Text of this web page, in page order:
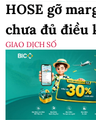
HOSE gỡ
chưa đủ điều
GIAO DỊCH SỐ